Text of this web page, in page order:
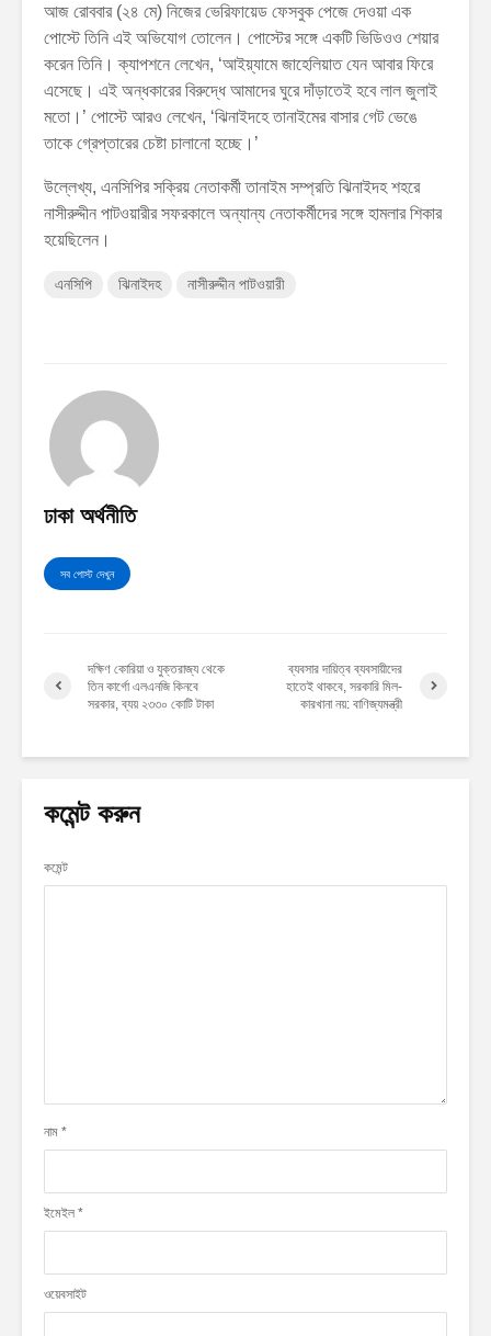
আজ রোববার (২৪ মে) নিজের ভেরিফায়েড ফেসবুক পেজে দেওয়া এক
পোস্টে তিনি এই অভিযোগ তোলেন। পোস্টের সঙ্গে একটি ভিডিওও শেয়ার
করেন তিনি। ক্যাপশনে লেখেন, ‘আইয়্যামে জাহেলিয়াত যেন আবার ফিরে
এসেছে। এই অন্ধকারের বিরুদ্ধে আমাদের ঘুরে দাঁড়াতেই হবে লাল জুলাই
মতো।’ পোস্টে আরও লেখেন, ‘ঝিনাইদহে তানাইমের বাসার গেট ভেঙে
তাকে গ্রেপ্তারের চেষ্টা চালানো হচ্ছে।’
উল্লেখ্য, এনসিপির সক্রিয় নেতাকর্মী তানাইম সম্প্রতি ঝিনাইদহ শহরে
নাসীরুদ্দীন পাটওয়ারীর সফরকালে অন্যান্য নেতাকর্মীদের সঙ্গে হামলার শিকার
হয়েছিলেন।
এনসিপি ঝিনাইদহ নাসীরুদ্দীন পাটওয়ারী
ঢাকা অর্থনীতি
সব পোস্ট দেখুন
দক্ষিণ কোরিয়া ও যুক্তরাজ্য থেকে
তিন কার্গো এলএনজি কিনবে
সরকার, ব্যয় ২৩৩০ কোটি টাকা
ব্যবসার দায়িত্ব ব্যবসায়ীদের
হাতেই থাকবে, সরকারি মিল-
কারখানা নয়: বাণিজ্যমন্ত্রী
কমেন্ট করুন
কমেন্ট
নাম *
ইমেইল *
ওয়েবসাইট